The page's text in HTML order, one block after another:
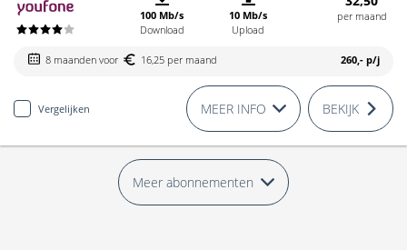
100 Mb/s
Download
10 Mb/s
Upload
per maand
8 maanden voor 16,25 per maand 260,- p/j
Vergelijken MEER INFO BEKIJK
Meer abonnementen